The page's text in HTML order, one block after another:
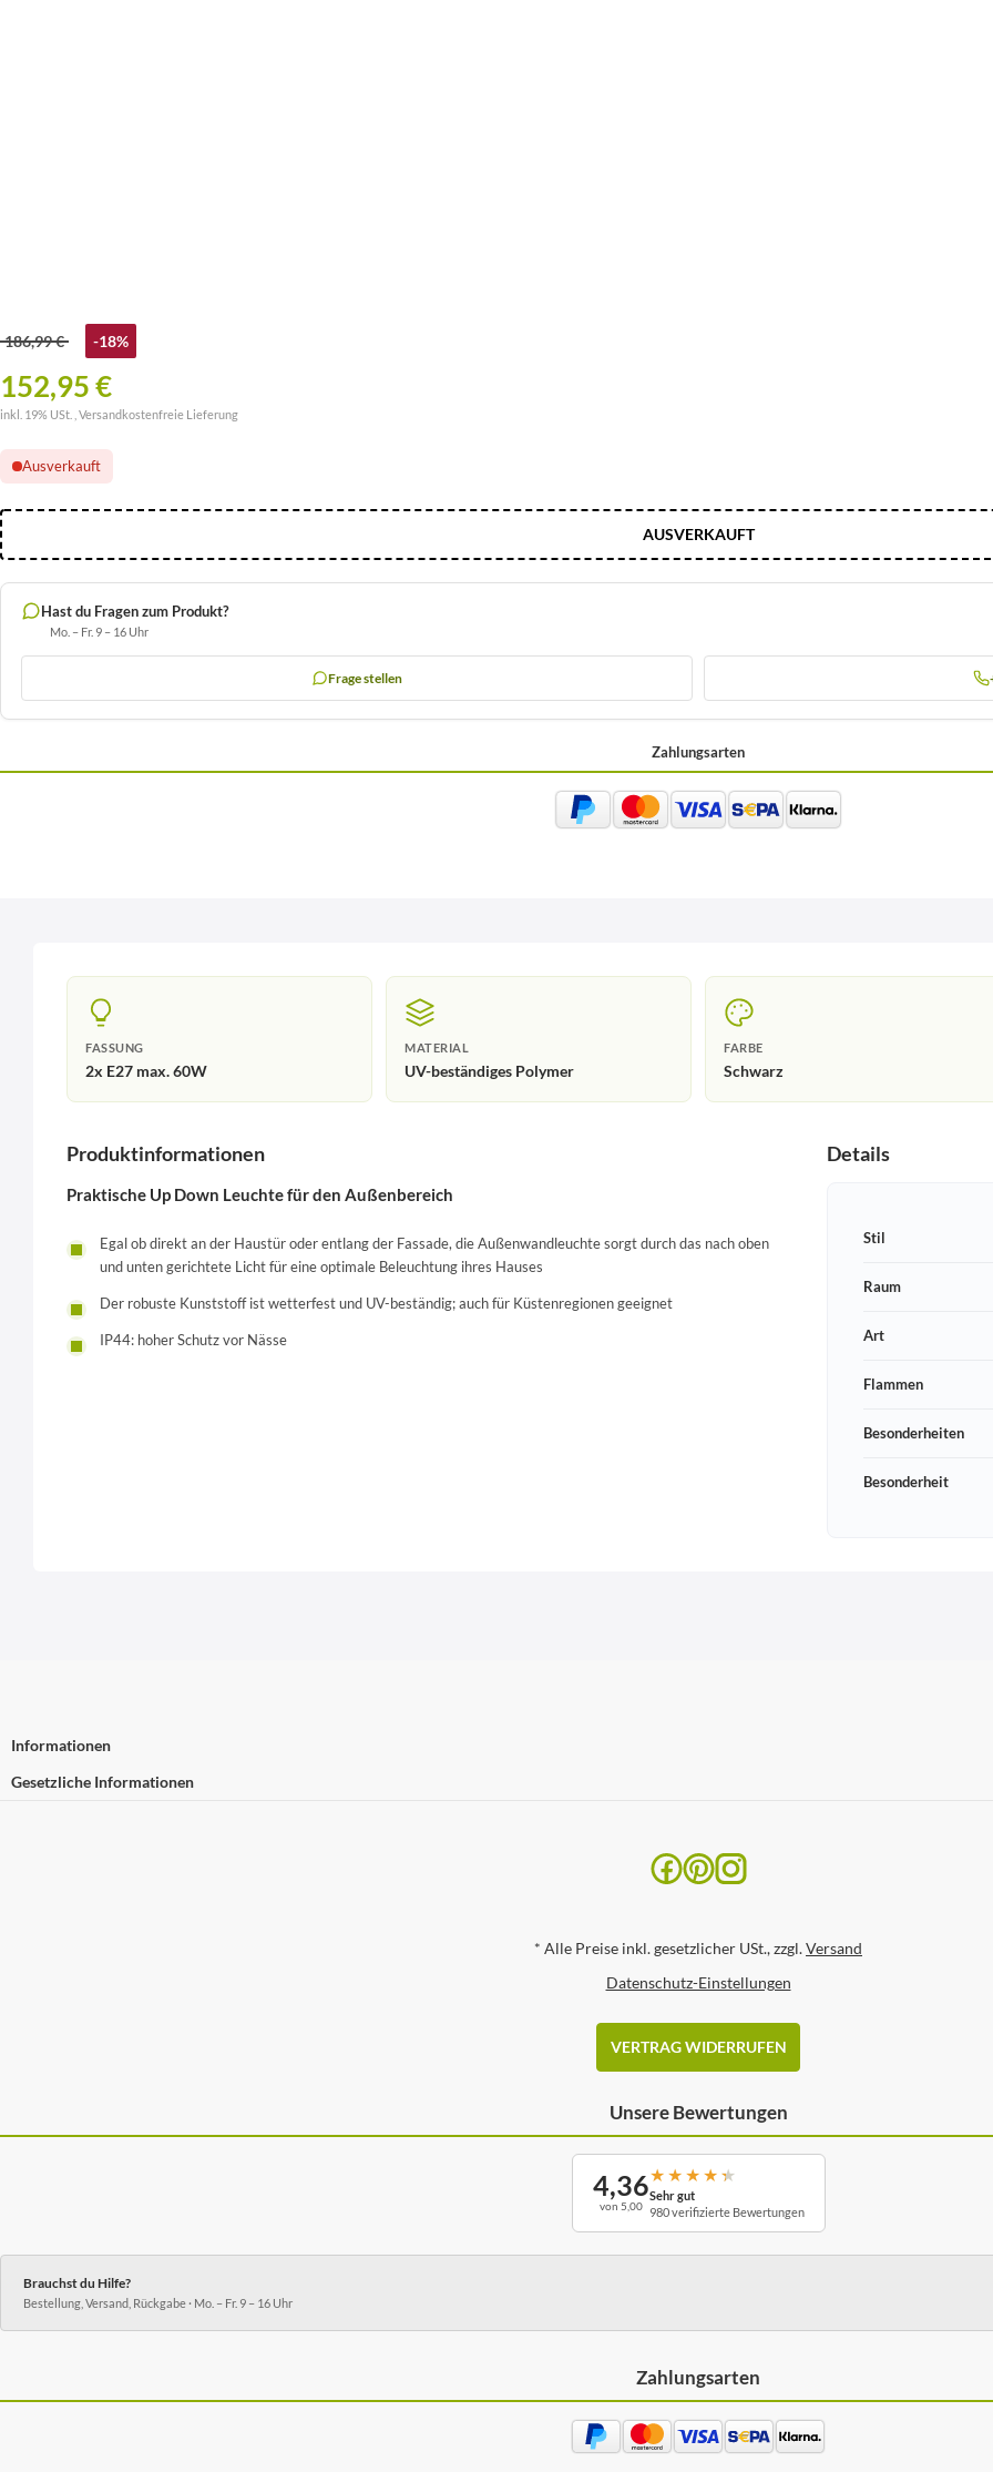
186,99 € -18%
152,95 €
inkl. 19% USt. , Versandkostenfreie Lieferung
Ausverkauft
AUSVERKAUFT
Hast du Fragen zum Produkt?
Mo. – Fr. 9 – 16 Uhr
Frage stellen
Zahlungsarten
FASSUNG
2x E27 max. 60W
MATERIAL
UV-beständiges Polymer
FARBE
Schwarz
Produktinformationen
Praktische Up Down Leuchte für den Außenbereich
Egal ob direkt an der Haustür oder entlang der Fassade, die Außenwandleuchte sorgt durch das nach oben
und unten gerichtete Licht für eine optimale Beleuchtung ihres Hauses
Der robuste Kunststoff ist wetterfest und UV-beständig; auch für Küstenregionen geeignet
IP44: hoher Schutz vor Nässe
Details
Stil
Raum
Art
Flammen
Besonderheiten
Besonderheit
Informationen
Gesetzliche Informationen
* Alle Preise inkl. gesetzlicher USt., zzgl.Versand
Datenschutz-Einstellungen
VERTRAG WIDERRUFEN
Unsere Bewertungen
4,36
von 5,00
★ ★ ★ ★ ★
Sehr gut
980 verifizierte Bewertungen
Brauchst du Hilfe?
Bestellung, Versand, Rückgabe · Mo. – Fr. 9 – 16 Uhr
Zahlungsarten